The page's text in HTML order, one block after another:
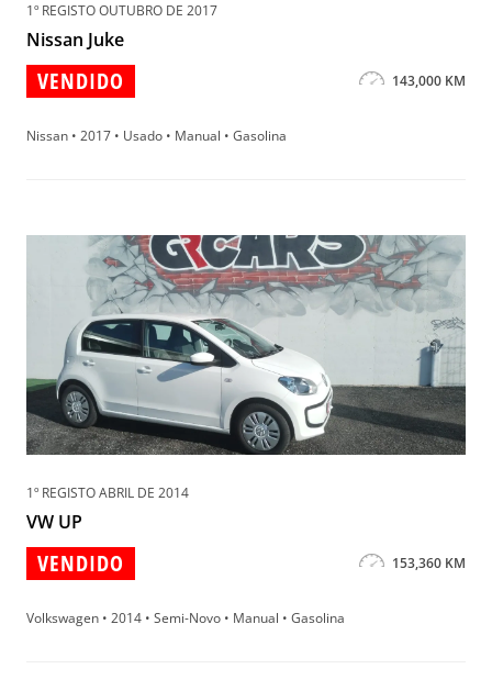
1º REGISTO OUTUBRO DE 2017
Nissan Juke
VENDIDO 143,000 KM
Nissan • 2017 • Usado • Manual • Gasolina
1º REGISTO ABRIL DE 2014
VW UP
VENDIDO 153,360 KM
Volkswagen • 2014 • Semi-Novo • Manual • Gasolina